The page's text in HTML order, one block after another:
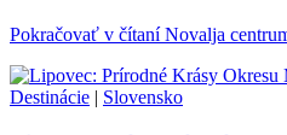
Pokračovať v čítaníNovalja
Destinácie | Slovensko